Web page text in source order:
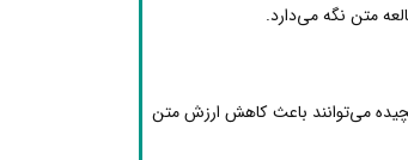
متن نگه می‌دارد.
می‌توانند باعث کاهش ارزش متن